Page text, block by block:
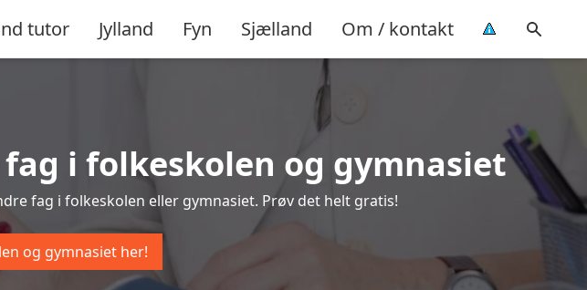
tutor Jylland Fyn Sjælland Om / kontakt
i folkeskolen og gymnasiet
fag i folkeskolen eller gymnasiet. Prøv det helt gratis!
og gymnasiet her!